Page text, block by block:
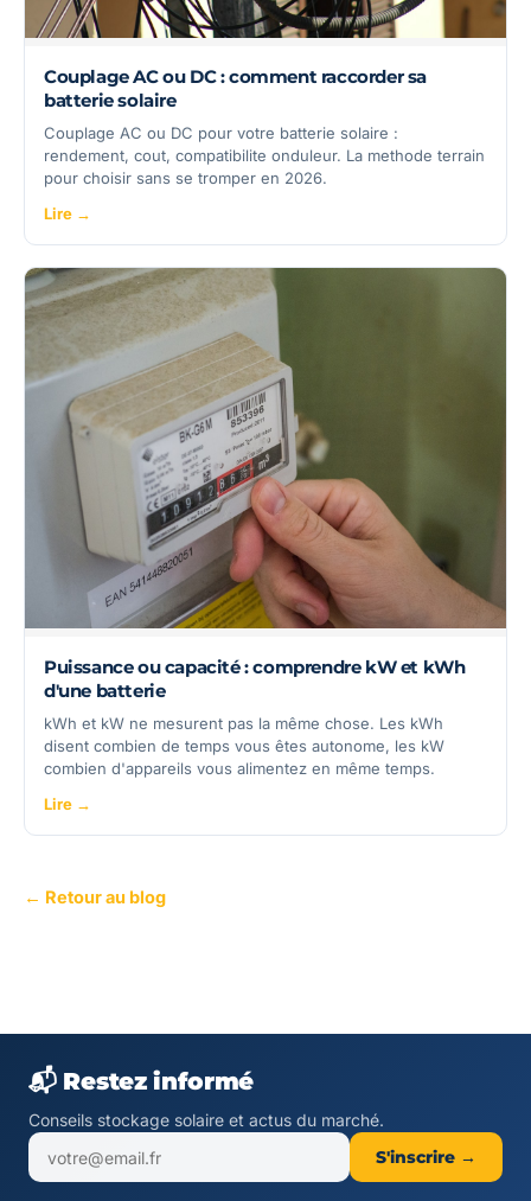
Couplage AC ou DC : comment raccorder sa
batterie solaire
Couplage AC ou DC pour votre batterie solaire :
rendement, cout, compatibilite onduleur. La methode terrain
pour choisir sans se tromper en 2026.
Lire →
Puissance ou capacité : comprendre kW et kWh
d'une batterie
kWh et kW ne mesurent pas la même chose. Les kWh
disent combien de temps vous êtes autonome, les kW
combien d'appareils vous alimentez en même temps.
Lire →
← Retour au blog
📬 Restez informé
Conseils stockage solaire et actus du marché.
S'inscrire →